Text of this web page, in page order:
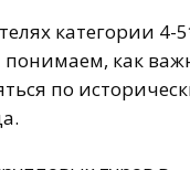
категории 4-
понимаем, как
по